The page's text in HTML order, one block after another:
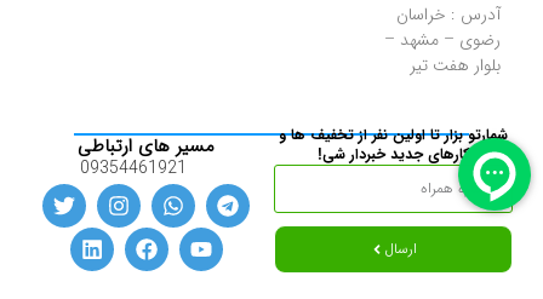
آدرس : خراسان
رضوی – مشهد –
بلوار هفت تیر
شمارتو بزار تا اولین نفر از تخفیف ها و
کارهای جدید خبردار شی!
ارسال
مسیر های ارتباطی
09354461921